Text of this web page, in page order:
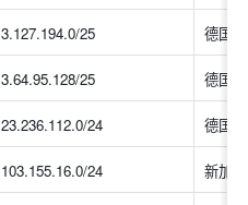
3.127.194.0/25 德国
3.64.95.128/25 德国
23.236.112.0/24 德国
103.155.16.0/24 新加坡